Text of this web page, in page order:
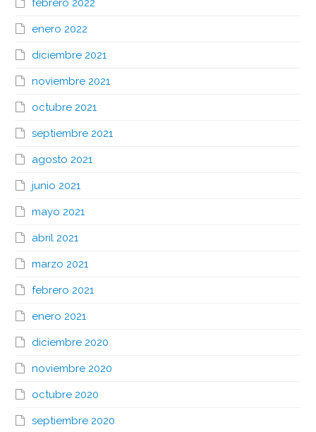
febrero 2022
enero 2022
diciembre 2021
noviembre 2021
octubre 2021
septiembre 2021
agosto 2021
junio 2021
mayo 2021
abril 2021
marzo 2021
febrero 2021
enero 2021
diciembre 2020
noviembre 2020
octubre 2020
septiembre 2020